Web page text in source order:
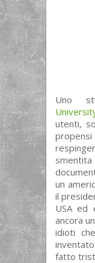
Uno
utenti,
un
il
USA ed
ancora
idioti
inventato
fatto